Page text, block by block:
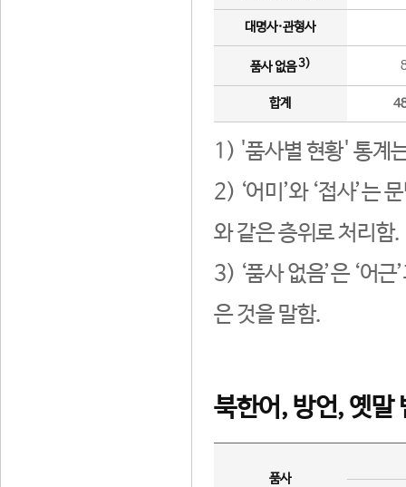
대명사·관형사
품사 없음3)
합계
1) '품사별 현황' 통계
2) ‘어미’와 ‘접사’는
와 같은 층위로 처리함.
3) ‘품사 없음’은 ‘어
은 것을 말함.
북한어, 방언, 옛말
품사